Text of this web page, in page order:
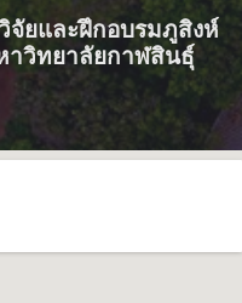
จัยและฝึกอบรมภูสิงห์
าวิทยาลัยกาฬสินธุ์